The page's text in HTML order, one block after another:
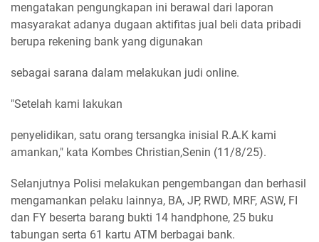
mengatakan pengungkapan ini berawal dari laporan
masyarakat adanya dugaan aktifitas jual beli data pribadi
berupa rekening bank yang digunakan
sebagai sarana dalam melakukan judi online.
"Setelah kami lakukan
penyelidikan, satu orang tersangka inisial R.A.K kami
amankan," kata Kombes Christian,Senin (11/8/25).
Selanjutnya Polisi melakukan pengembangan dan berhasil
mengamankan pelaku lainnya, BA, JP, RWD, MRF, ASW, FI
dan FY beserta barang bukti 14 handphone, 25 buku
tabungan serta 61 kartu ATM berbagai bank.